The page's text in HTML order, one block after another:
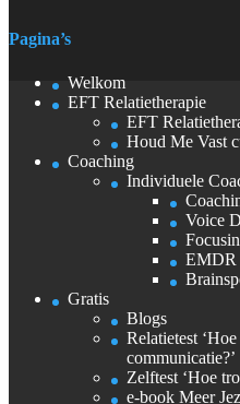
Pagina’s
Welkom
EFT Relatietherapie
EFT
Houd Me Vast
Coaching
Individuele
Voice
EMDR
Gratis
Blogs
Relatietest
communicatie?’
Zelftest ‘Hoe
e-book Meer